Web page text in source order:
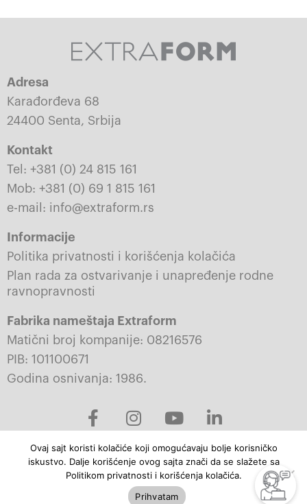
Adresa
Karađorđeva 68
24400 Senta, Srbija
Kontakt
Tel: +381 (0) 24 815 161
Mob: +381 (0) 69 1 815 161
e-mail: info@extraform.rs
Informacije
Politika privatnosti i korišćenja kolačića
Plan rada za ostvarivanje i unapređenje rodne
ravnopravnosti
Fabrika nameštaja Extraform
Matični broj kompanije: 08216576
PIB: 101100671
Godina osnivanja: 1986.
F
a
c
e
b
I
n
s
t
a
g
Y
o
u
t
u
b
i
n
k
e
© 2023-2026 Extraform. Sva prava zadržana.
Ovaj sajt koristi kolačiće koji omogućavaju bolje korisničko
iskustvo. Dalje korišćenje ovog sajta znači da se slažete sa
Politikom privatnosti i korišćenja kolačića.
Prihvatam